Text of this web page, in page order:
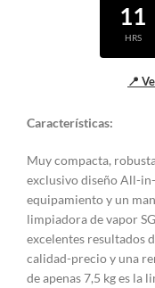
11
HRS
📍
Características:
Muy compacta,
exclusivo diseño All-
equipamiento y un
limpiadora de vapor
excelentes resultados
calidad-precio y una
de apenas 7,5 kg es la